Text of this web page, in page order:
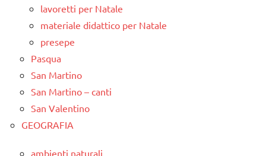
lavoretti per Natale
materiale didattico per Natale
presepe
Pasqua
San Martino
San Martino – canti
San Valentino
GEOGRAFIA
ambienti naturali